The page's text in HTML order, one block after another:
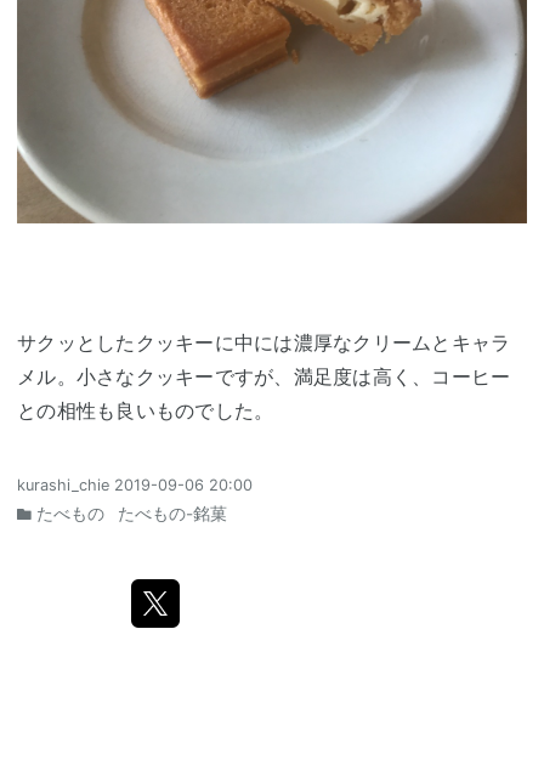
サクッとしたクッキーに中には濃厚なクリームとキャラ
メル。小さなクッキーですが、満足度は高く、コーヒー
との相性も良いものでした。
kurashi_chie 2019-09-06 20:00
たべもの たべもの-銘菓